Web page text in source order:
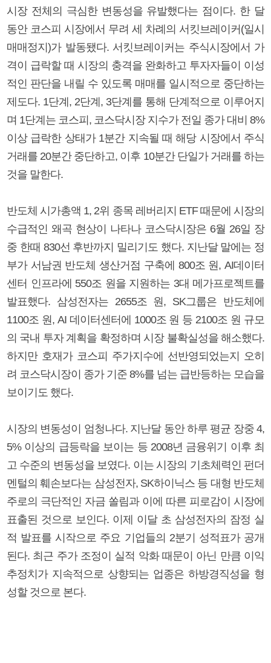
시장 전체의 극심한 변동성을 유발했다는 점이다. 한 달
동안 코스피 시장에서 무려 세 차례의 서킷브레이커(일시
매매정지)가 발동됐다. 서킷브레이커는 주식시장에서 가
격이 급락할 때 시장의 충격을 완화하고 투자자들이 이성
적인 판단을 내릴 수 있도록 매매를 일시적으로 중단하는
제도다. 1단계, 2단계, 3단계를 통해 단계적으로 이루어지
며 1단계는 코스피, 코스닥시장 지수가 전일 종가 대비 8%
이상 급락한 상태가 1분간 지속될 때 해당 시장에서 주식
거래를 20분간 중단하고, 이후 10분간 단일가 거래를 하는
것을 말한다.
반도체 시가총액 1, 2위 종목 레버리지 ETF 때문에 시장의
수급적인 왜곡 현상이 나타나 코스닥시장은 6월 26일 장
중 한때 830선 후반까지 밀리기도 했다. 지난달 말에는 정
부가 서남권 반도체 생산거점 구축에 800조 원, AI데이터
센터 인프라에 550조 원을 지원하는 3대 메가프로젝트를
발표했다. 삼성전자는 2655조 원, SK그룹은 반도체에
1100조 원, AI 데이터센터에 1000조 원 등 2100조 원 규모
의 국내 투자 계획을 확정하며 시장 불확실성을 해소했다.
하지만 호재가 코스피 주가지수에 선반영되었는지 오히
려 코스닥시장이 종가 기준 8%를 넘는 급반등하는 모습을
보이기도 했다.
시장의 변동성이 엄청나다. 지난달 동안 하루 평균 장중 4,
5% 이상의 급등락을 보이는 등 2008년 금융위기 이후 최
고 수준의 변동성을 보였다. 이는 시장의 기초체력인 펀더
멘털의 훼손보다는 삼성전자, SK하이닉스 등 대형 반도체
주로의 극단적인 자금 쏠림과 이에 따른 피로감이 시장에
표출된 것으로 보인다. 이제 이달 초 삼성전자의 잠정 실
적 발표를 시작으로 주요 기업들의 2분기 성적표가 공개
된다. 최근 주가 조정이 실적 악화 때문이 아닌 만큼 이익
추정치가 지속적으로 상향되는 업종은 하방경직성을 형
성할 것으로 본다.